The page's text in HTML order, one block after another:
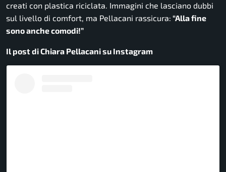
creati con plastica riciclata. Immagini che lasciano dubbi
sul livello di comfort, ma Pellacani rassicura: “Alla fine
sono anche comodi!”
Il post di Chiara Pellacani su Instagram